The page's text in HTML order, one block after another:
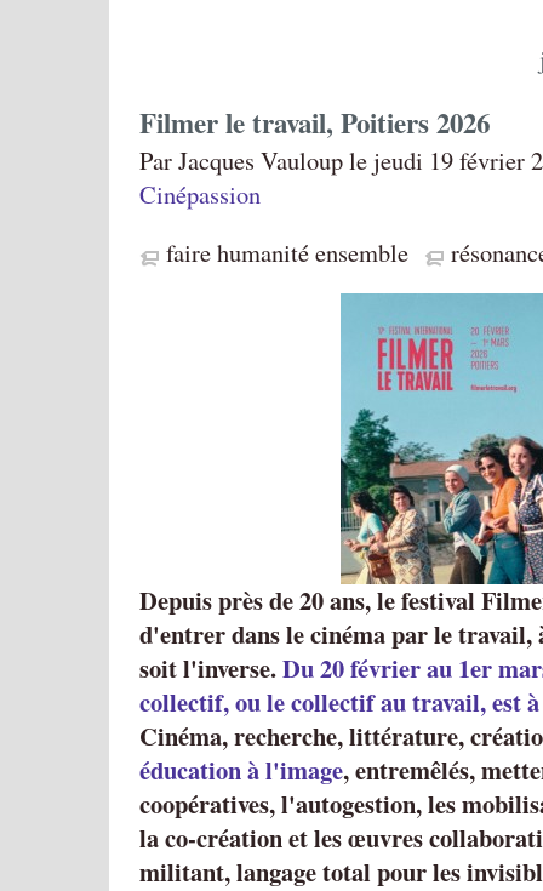
Filmer le travail, Poitiers 2026
Par Jacques Vauloup le jeudi 19 février
Cinépassion
faire humanité ensemble
Depuis près de 20 ans, le festival
d'entrer dans le cinéma par le travail,
soit l'inverse.Du 20 février au 1er
collectif, ou le collectif au travail, est
Cinéma, recherche, littérature,
éducation à l'image, entremêlés,
coopératives, l'autogestion, les
la co-création et les œuvres
militant, langage total pour les